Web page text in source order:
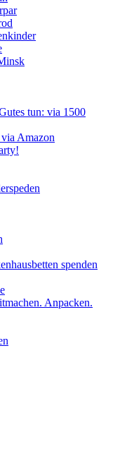
tun: via 1500
Amazon
spenden
Anpacken.